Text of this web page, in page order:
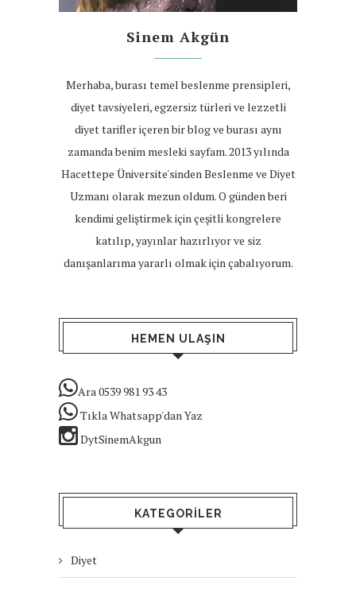
Sinem Akgün
Merhaba, burası temel beslenme prensipleri,
diyet tavsiyeleri, egzersiz türleri ve lezzetli
diyet tarifler içeren bir blog ve burası aynı
zamanda benim mesleki sayfam. 2013 yılında
Hacettepe Üniversite'sinden Beslenme ve Diyet
Uzmanı olarak mezun oldum. O günden beri
kendimi geliştirmek için çeşitli kongrelere
katılıp, yayınlar hazırlıyor ve siz
danışanlarıma yararlı olmak için çabalıyorum.
HEMEN ULAŞIN
Ara 0539 981 93 43
Tıkla Whatsapp'dan Yaz
DytSinemAkgun
KATEGORILER
Diyet